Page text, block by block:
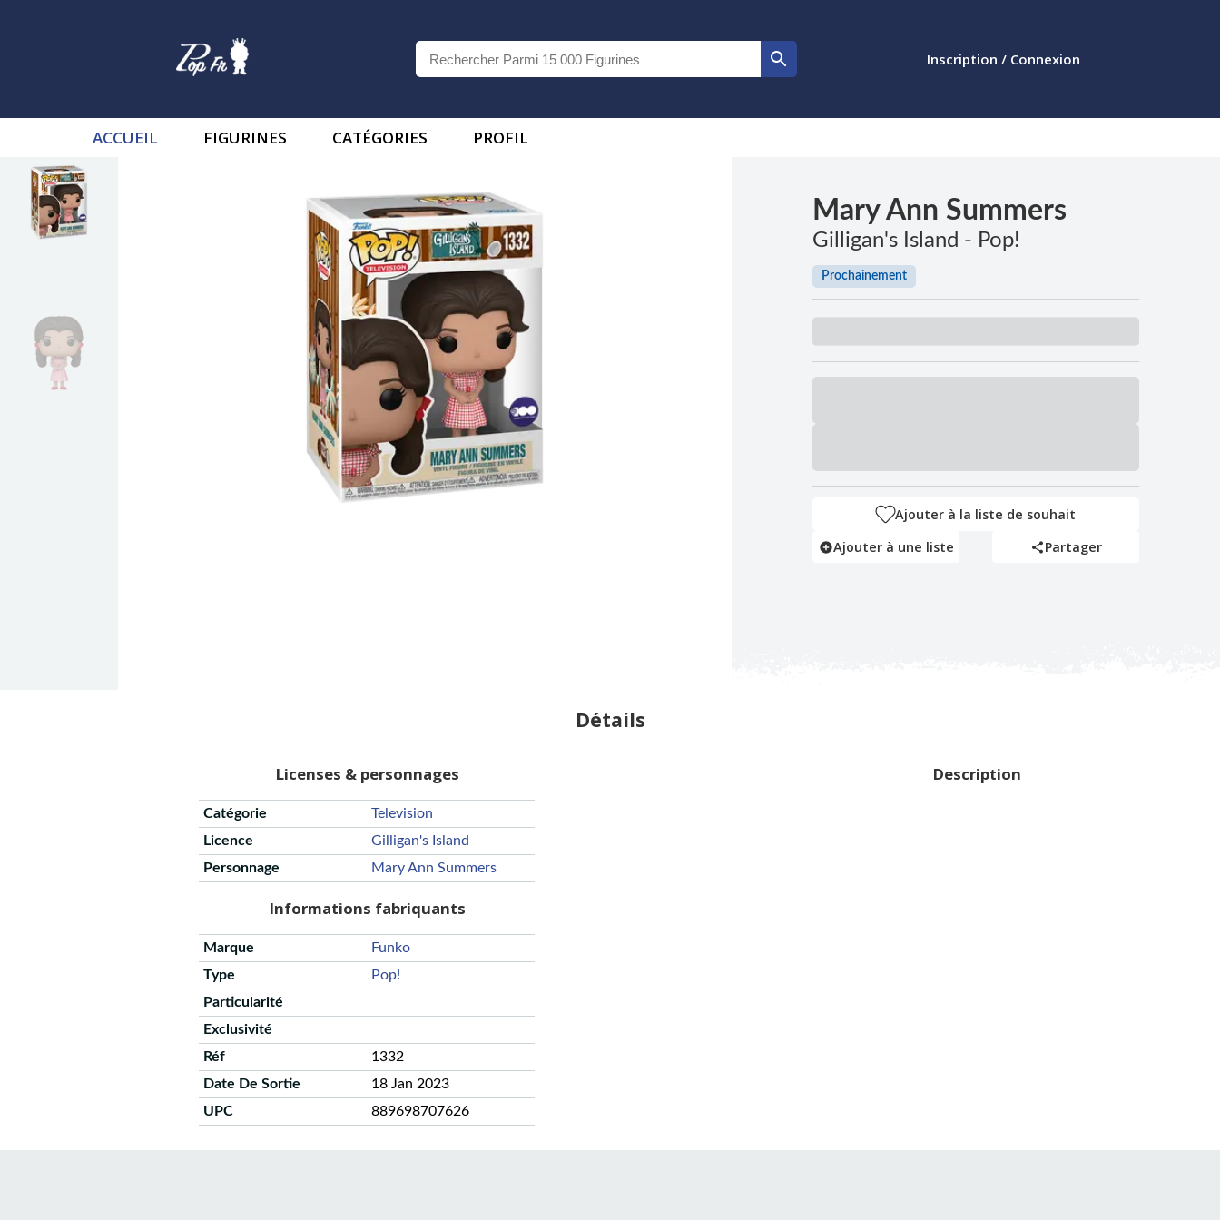
Inscription / Connexion
ACCUEIL FIGURINES CATÉGORIES PROFIL
Mary Ann Summers
Gilligan's Island - Pop!
Prochainement
Ajouter à la liste de souhait
Ajouter à une liste
Partager
Détails
Licenses & personnages
Catégorie
Television
Licence
Gilligan's Island
Personnage
Mary Ann Summers
Informations fabriquants
Marque
Funko
Type
Pop!
Particularité
Exclusivité
Réf
1332
Date De Sortie
18 Jan 2023
UPC
889698707626
Description